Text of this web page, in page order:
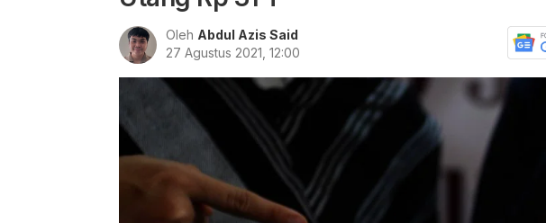
Oleh Abdul Azis Said
27 Agustus 2021, 12:00